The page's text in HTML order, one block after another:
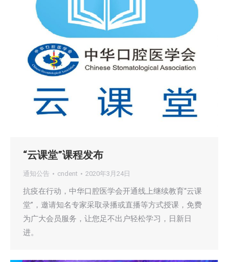
“云课堂”课程发布
通知公告 cndent 2020年3月24日
抗疫在行动，中华口腔医学会开通线上继续教育“云课
堂”，邀请知名专家采取录播或直播等方式授课，免费
为广大会员服务，让您足不出户轻松学习，日新日
进。